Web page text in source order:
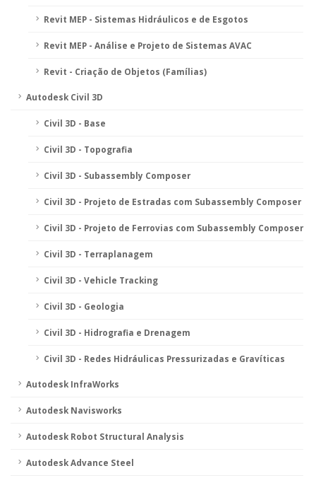
Revit MEP - Sistemas Hidráulicos e de Esgotos
Revit MEP - Análise e Projeto de Sistemas AVAC
Revit - Criação de Objetos (Famílias)
Autodesk Civil 3D
Civil 3D - Base
Civil 3D - Topografia
Civil 3D - Subassembly Composer
Civil 3D - Projeto de Estradas com Subassembly Composer
Civil 3D - Projeto de Ferrovias com Subassembly Composer
Civil 3D - Terraplanagem
Civil 3D - Vehicle Tracking
Civil 3D - Geologia
Civil 3D - Hidrografia e Drenagem
Civil 3D - Redes Hidráulicas Pressurizadas e Gravíticas
Autodesk InfraWorks
Autodesk Navisworks
Autodesk Robot Structural Analysis
Autodesk Advance Steel